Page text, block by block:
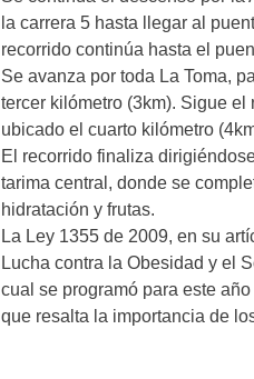
la carrera 5 hasta llegar al
recorrido continúa hasta el
Se avanza por toda La Toma,
tercer kilómetro (3km). Sigue el
ubicado el cuarto kilómetro
El recorrido finaliza
tarima central, donde se
hidratación y frutas.
La Ley 1355 de 2009, en su
Lucha contra la Obesidad y el
cual se programó para este
que resalta la importancia de